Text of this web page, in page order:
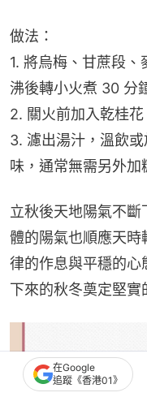
做法：
1. 將烏梅、甘蔗段
沸後轉小火煮 30 分
2. 關火前加入乾桂
3. 濾出湯汁，溫飲
味，通常無需另外加
立秋後天地陽氣不
體的陽氣也順應天
律的作息與平穩的
下來的秋冬奠定堅實
在Google
追蹤《香港01》